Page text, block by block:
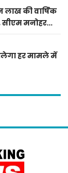
लाख की वार्षिक
सीएम मनोहर
हर मामले में